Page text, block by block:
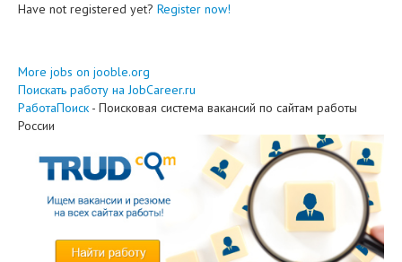
Have not registered yet? Register now!
More jobs on jooble.org
Поискать работу на JobCareer.ru
РаботаПоиск - Поисковая система вакансий по сайтам работы
России